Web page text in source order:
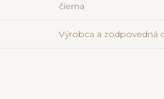
čierna
Výrobca a zodpovedná